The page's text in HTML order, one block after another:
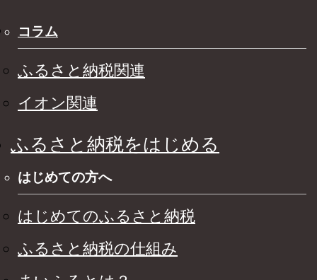
コラム
ふるさと納税関連
イオン関連
ふるさと納税をはじめる
はじめての方へ
はじめてのふるさと納税
ふるさと納税の仕組み